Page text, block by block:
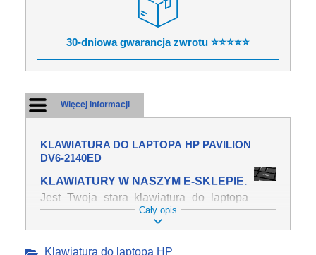
30-dniowa gwarancja zwrotu ⭐⭐⭐⭐⭐
Więcej informacji
KLAWIATURA DO LAPTOPA HP PAVILION
DV6-2140ED
KLAWIATURY W NASZYM E-SKLEPIE.
Jest Twoja stara klawiatura do laptopa
HP Pavilion dv6-2140ed mechanicznie
uszkodzona, polałeś ją płynem, który
Cały opis
Klawiatura do laptopa HP